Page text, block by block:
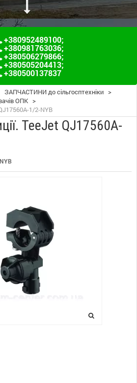
+380952489100;
+380981763036;
+380506279866;
+380505204413;
+380500137837
ЗАПЧАСТИНИ до сільгосптехніки >
ОПК >
1/2-NYB
TeeJet QJ17560A-